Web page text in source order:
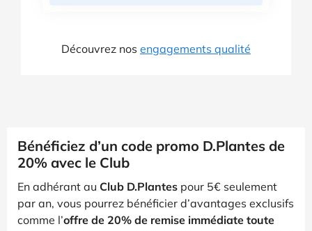
Découvrez nos engagements qualité
Bénéficiez d’un code promo D.Plantes de
20% avec le Club
En adhérant au Club D.Plantes pour 5€ seulement
par an, vous pourrez bénéficier d’avantages exclusifs
comme l’offre de 20% de remise immédiate toute